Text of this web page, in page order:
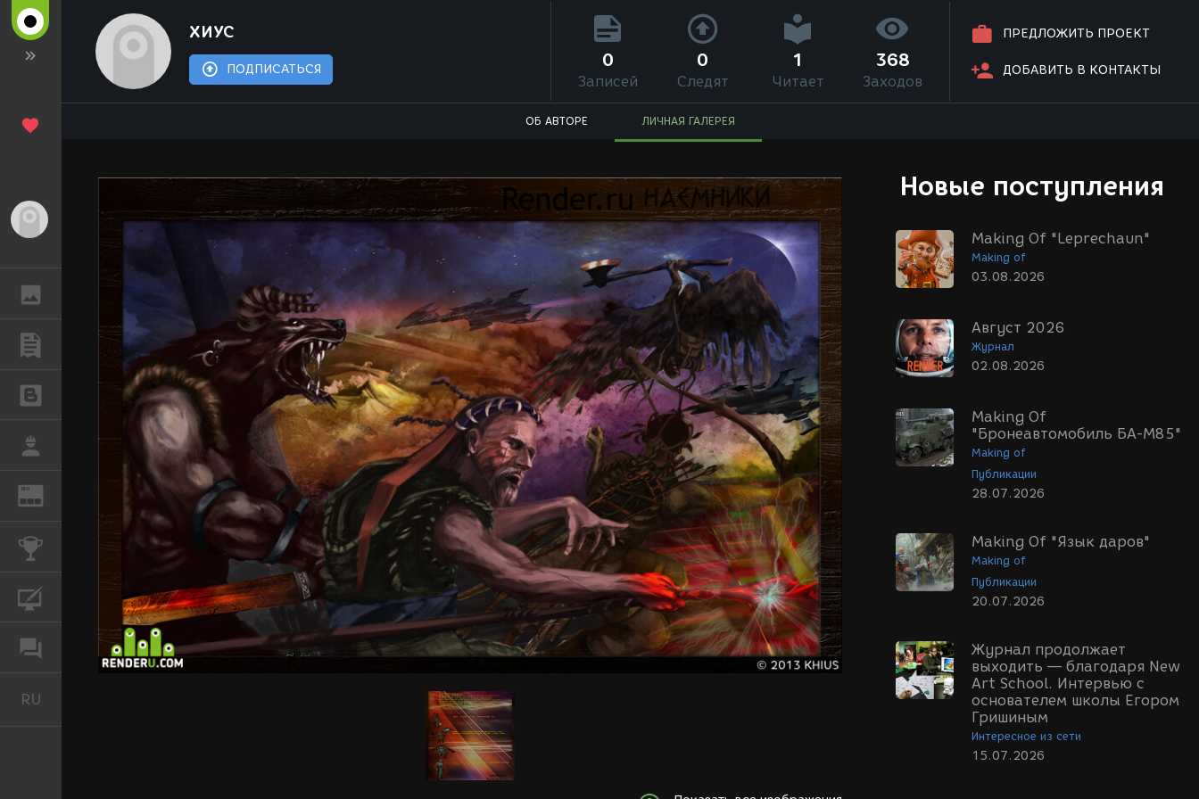
ПУБЛИКАЦИИ
РАБОТА
REN
RU
ХИУС
ПОДПИСАТЬСЯ
ПРЕДЛОЖИТЬ ПРОЕКТ
ДОБАВИТЬ В КОНТАКТЫ
0
Записей
0
Следят
1
Читает
368
Заходов
ОБ АВТОРЕ ЛИЧНАЯ ГАЛЕРЕЯ
Новые поступления
Making Of "Leprechaun"
Making of
03.08.2026
Август 2026
Журнал
02.08.2026
Making Of
"Бронеавтомобиль БА-М85"
Making of
Публикации
28.07.2026
Making Of "Язык даров"
Making of
Публикации
20.07.2026
Журнал продолжает
выходить — благодаря New
Art School. Интервью с
основателем школы Егором
Гришиным
Интересное из сети
15.07.2026